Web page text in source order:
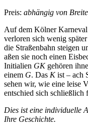
Preis: abhängig von
Auf dem Kölner
verloren sich wenig
die Straßenbahn steigen
aßen sie noch einen
Initialien GKgehören
einem G. Das Kist – ach
sehen wir, wie eine leise
entschied sich schließlich
Dies ist eine individuelle
Ihre Geschichte.